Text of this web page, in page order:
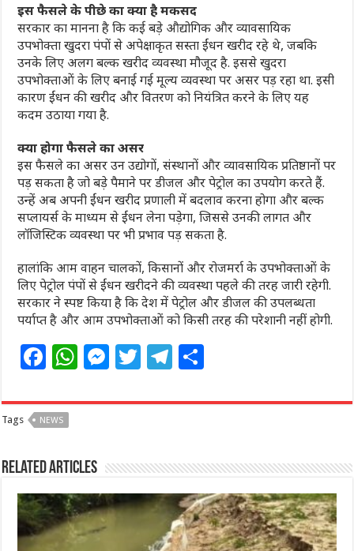
इस फैसले के पीछे का क्या है मकसद
सरकार का मानना है कि कई बड़े औद्योगिक और व्यावसायिक
उपभोक्ता खुदरा पंपों से अपेक्षाकृत सस्ता ईंधन खरीद रहे थे, जबकि
उनके लिए अलग बल्क खरीद व्यवस्था मौजूद है. इससे खुदरा
उपभोक्ताओं के लिए बनाई गई मूल्य व्यवस्था पर असर पड़ रहा था. इसी
कारण ईंधन की खरीद और वितरण को नियंत्रित करने के लिए यह
कदम उठाया गया है.
क्‍या होगा फैसले का असर
इस फैसले का असर उन उद्योगों, संस्थानों और व्यावसायिक प्रतिष्ठानों पर
पड़ सकता है जो बड़े पैमाने पर डीजल और पेट्रोल का उपयोग करते हैं.
उन्हें अब अपनी ईंधन खरीद प्रणाली में बदलाव करना होगा और बल्क
सप्लायर्स के माध्यम से ईंधन लेना पड़ेगा, जिससे उनकी लागत और
लॉजिस्टिक व्यवस्था पर भी प्रभाव पड़ सकता है.
हालांकि आम वाहन चालकों, किसानों और रोजमर्रा के उपभोक्ताओं के
लिए पेट्रोल पंपों से ईंधन खरीदने की व्यवस्था पहले की तरह जारी रहेगी.
सरकार ने स्पष्ट किया है कि देश में पेट्रोल और डीजल की उपलब्धता
पर्याप्त है और आम उपभोक्ताओं को किसी तरह की परेशानी नहीं होगी.
F
c
e
b
o
o
k
W
at
A
p
p
M
ss
n
g
e
r
T
itt
r
T
e
ra
m
ar
Tags NEWS
Related Articles